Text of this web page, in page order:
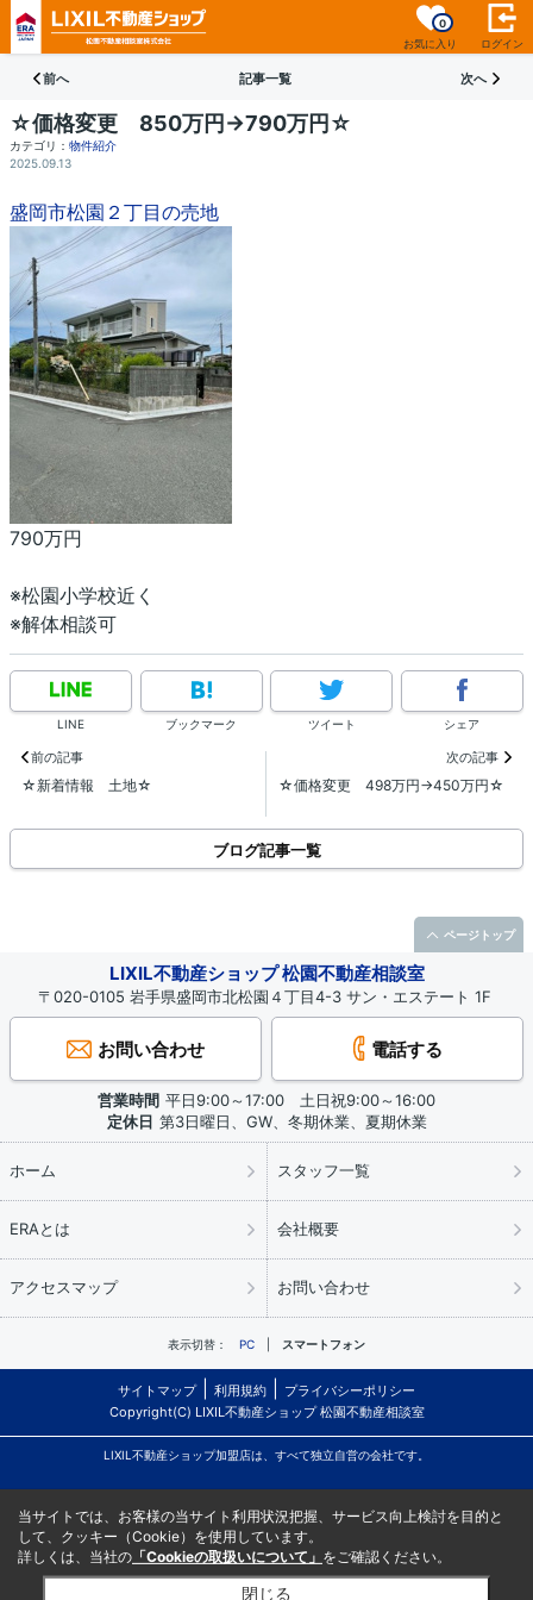
お気に入り
0
ログイン
前へ 記事一覧 次へ
☆価格変更 850万円→790万円☆
カテゴリ： 物件紹介
2025.09.13
盛岡市松園２丁目の売地
790万円
※松園小学校近く
※解体相談可
LINE ブックマーク ツイート シェア
前の記事
☆新着情報 土地☆
次の記事
☆価格変更 498万円→450万円☆
ブログ記事一覧
LIXIL不動産ショップ 松園不動産相談室
〒020-0105 岩手県盛岡市北松園４丁目4-3 サン・エステート 1F
お問い合わせ 電話する
営業時間 平日9:00～17:00 土日祝9:00～16:00
定休日 第3日曜日、GW、冬期休業、夏期休業
ホーム スタッフ一覧
ERAとは 会社概要
アクセスマップ お問い合わせ
表示切替： PC スマートフォン
サイトマップ 利用規約
プライバシーポリシー
Copyright(C) LIXIL不動産ショップ 松園不動産相談室
LIXIL不動産ショップ加盟店は、すべて独立自営の会社です。
ページトップ
当サイトでは、お客様の当サイト利用状況把握、サービス向上検討を目的と
して、クッキー（Cookie）を使用しています。
詳しくは、当社の 「Cookieの取扱いについて」 をご確認ください。
閉じる